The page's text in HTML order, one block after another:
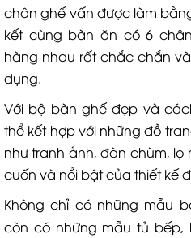
chân ghế vấn được làm
kết cùng bàn ăn có 6
hàng nhau rất chắc chắn
dụng.
Với bộ bàn ghế đẹp và
thể kết hợp với những đồ
như tranh ảnh, đàn chùm, lọ
cuốn và nổi bật của thiết kế
Không chỉ có những mẫu
còn có những mẫu tủ bếp,